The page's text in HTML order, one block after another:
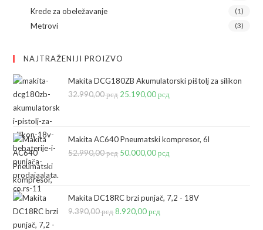
Krede za obeležavanje (1)
Metrovi (3)
NAJTRAŽENIJI PROIZVO
Makita DCG180ZB Akumulatorski pištolj za silikon
32.990,00рсд Originalna
bila:
32.990,00 рсд.
25.190,00рсд
25.190,00 рсд.
Makita AC640 Pneumatski kompresor, 6l
52.990,00рсд Originalna
bila:
52.990,00 рсд.
50.000,00рсд
50.000,00 рсд.
Makita DC18RC brzi punjač, 7,2 - 18V
9.390,00рсдOriginalna
8.920,00рсд